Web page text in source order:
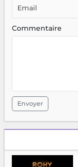
Commentaire
Envoyer